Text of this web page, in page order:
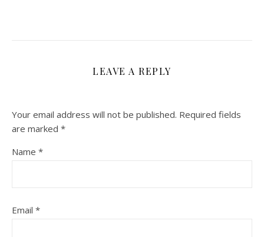
LEAVE A REPLY
Your email address will not be published. Required fields
are marked *
Name *
Email *